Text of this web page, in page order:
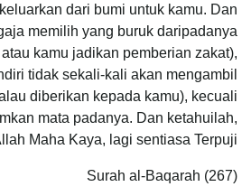
dari bumi untuk kamu. Dan
memilih yang buruk daripadanya
kamu jadikan pemberian zakat),
tidak sekali-kali akan mengambil
diberikan kepada kamu), kecuali
mata padanya. Dan ketahuilah,
Maha Kaya, lagi sentiasa Terpuji.”
Surah al-Baqarah (267)